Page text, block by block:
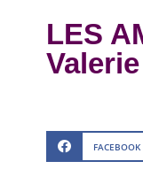
LES
FACEBOOK